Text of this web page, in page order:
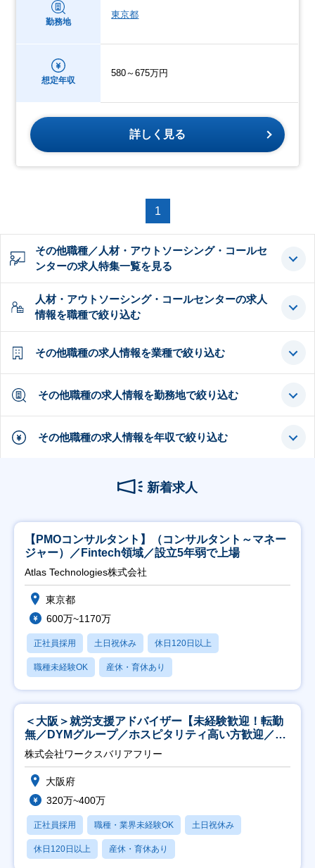
勤務地
東京都
想定年収
580～675万円
詳しく見る
1
その他職種／人材・アウトソーシング・コールセ
ンターの求人特集一覧を見る
人材・アウトソーシング・コールセンターの求人
情報を職種で絞り込む
その他職種の求人情報を業種で絞り込む
その他職種の求人情報を勤務地で絞り込む
その他職種の求人情報を年収で絞り込む
新着求人
【PMOコンサルタント】（コンサルタント～マネー
ジャー）／Fintech領域／設立5年弱で上場
Atlas Technologies株式会社
東京都
600万~1170万
正社員採用 土日祝休み 休日120日以上
職種未経験OK 産休・育休あり
＜大阪＞就労支援アドバイザー【未経験歓迎！転勤
無／DYMグループ／ホスピタリティ高い方歓迎／土
日祝】
株式会社ワークスバリアフリー
大阪府
320万~400万
正社員採用 職種・業界未経験OK 土日祝休み
休日120日以上 産休・育休あり